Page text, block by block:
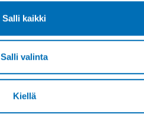
Salli kaikki
Salli valinta
Kiellä